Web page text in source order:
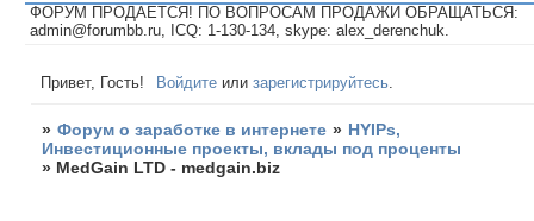
ФОРУМ ПРОДАЕТСЯ! ПО ВОПРОСАМ ПРОДАЖИ ОБРАЩАТЬСЯ:
admin@forumbb.ru, ICQ: 1-130-134, skype: alex_derenchuk.
Привет, Гость! Войдите илизарегистрируйтесь
» Форум о заработке в интернете » HYIPs,
Инвестиционные проекты, вклады под проценты
» MedGain LTD - medgain.biz